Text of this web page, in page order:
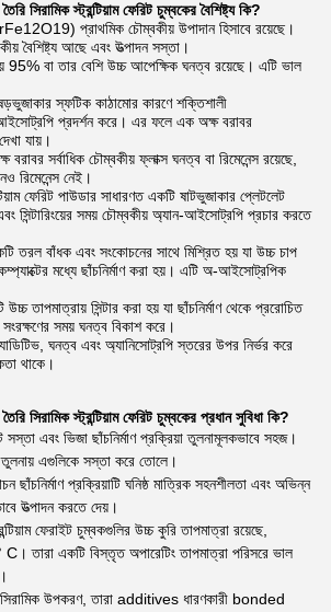
সিরামিক স্ট্রন্টিয়াম ফেরিট চুম্বকের বৈশিষ্ট্য কি?
প্রাথমিক চৌম্বকীয় উপাদান হিসাবে রয়েছে।
বৈশিষ্ট্য আছে এবং উত্পাদন সস্তা।
95% বা তার বেশি উচ্চ আপেক্ষিক ঘনত্ব রয়েছে। এটি ভাল
স্ফটিক কাঠামোর কারণে শক্তিশালী
আইসোট্রপি প্রদর্শন করে। এর ফলে এক অক্ষ বরাবর
যায়।
বরাবর সর্বাধিক চৌম্বকীয় ফ্লাক্স ঘনত্ব বা রিমেনেন্স রয়েছে,
রিমেনেন্স নেই।
ফেরিট পাউডার সাধারণত একটি ষাটভুজাকার প্লেটলেট
এবং সিন্টারিংয়ের সময় চৌম্বকীয় অ্যান-আইসোট্রপি প্রচার করতে
তরল বাঁধক এবং সংকোচনের সাথে মিশ্রিত হয় যা উচ্চ চাপ
মধ্যে ছাঁচনির্মাণ করা হয়। এটি অ-আইসোট্রপিক
উচ্চ তাপমাত্রায় সিন্টার করা হয় যা ছাঁচনির্মাণ থেকে প্ররোচিত
সময় ঘনত্ব বিকাশ করে।
ঘনত্ব এবং অ্যানিসোট্রপি স্তরের উপর নির্ভর করে
থাকে।
সিরামিক স্ট্রন্টিয়াম ফেরিট চুম্বকের প্রধান সুবিধা কি?
সস্তা এবং ভিজা ছাঁচনির্মাণ প্রক্রিয়া তুলনামূলকভাবে সহজ।
তুলনায় এগুলিকে সস্তা করে তোলে।
ছাঁচনির্মাণ প্রক্রিয়াটি ঘনিষ্ঠ মাত্রিক সহনশীলতা এবং অভিন্ন
উত্পাদন করতে দেয়।
ফেরাইট চুম্বকগুলির উচ্চ কুরি তাপমাত্রা রয়েছে,
তারা একটি বিস্তৃত অপারেটিং তাপমাত্রা পরিসরে ভাল
সিরামিক উপকরণ, তারা additives ধারণকারী bonded